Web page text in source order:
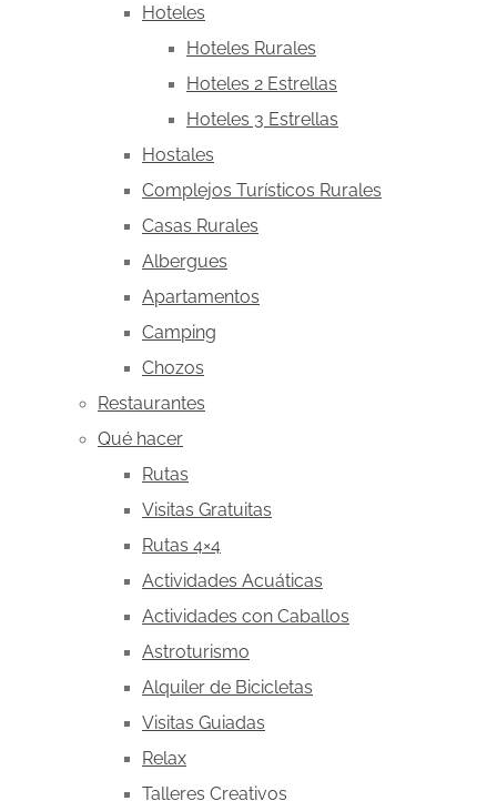
Hoteles
Hoteles Rurales
Hoteles 2 Estrellas
Hoteles 3 Estrellas
Hostales
Complejos Turísticos Rurales
Casas Rurales
Albergues
Apartamentos
Camping
Chozos
Restaurantes
Qué hacer
Rutas
Visitas Gratuitas
Rutas 4×4
Actividades Acuáticas
Actividades con Caballos
Astroturismo
Alquiler de Bicicletas
Visitas Guiadas
Relax
Talleres Creativos